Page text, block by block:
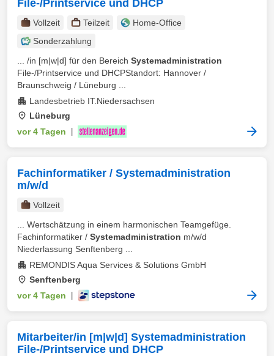
File-/Printservice und DHCP
Vollzeit Teilzeit
Home-Office
Sonderzahlung
... /in [m|w|d] für den Bereich Systemadministration
File-/Printservice und DHCPStandort: Hannover /
Braunschweig / Lüneburg ...
Landesbetrieb IT.Niedersachsen
Lüneburg
vor 4 Tagen
Fachinformatiker / Systemadministration
m/w/d
Vollzeit
... Wertschätzung in einem harmonischen Teamgefüge.
Fachinformatiker / Systemadministration m/w/d
Niederlassung Senftenberg ...
REMONDIS Aqua Services & Solutions GmbH
Senftenberg
vor 4 Tagen
Mitarbeiter/in [m|w|d] Systemadministration
File-/Printservice und DHCP